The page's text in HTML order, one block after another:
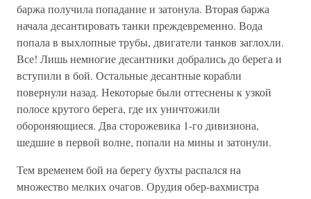
баржа получила попадание и затонула. Вторая баржа
начала десантировать танки преждевременно. Вода
попала в выхлопные трубы, двигатели танков заглохли.
Все! Лишь немногие десантники добрались до берега и
вступили в бой. Остальные десантные корабли
повернули назад. Некоторые были оттеснены к узкой
полосе крутого берега, где их уничтожили
обороняющиеся. Два сторожевика 1-го дивизиона,
шедшие в первой волне, попали на мины и затонули.
Тем временем бой на берегу бухты распался на
множество мелких очагов. Орудия обер-вахмистра